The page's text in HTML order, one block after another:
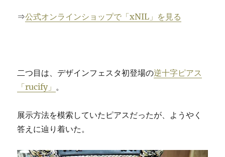
⇒公式オンラインショップで「xNIL」を見る
二つ目は、デザインフェスタ初登場の逆十字ピアス
「rucify」 。
展示方法を模索していたピアスだったが、ようやく
答えに辿り着いた。